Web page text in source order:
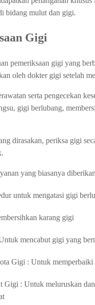
bidang mulut dan gigi.
Gigi
pemeriksaan gigi yang
oleh dokter gigi setelah
serta pengecekan
gigi berlubang,
dirasakan, periksa gigi
yang biasanya
untuk mengatasi gigi
karang gigi
mencabut gigi yang
Gigi : Untuk
Gigi : Untuk meluruskan